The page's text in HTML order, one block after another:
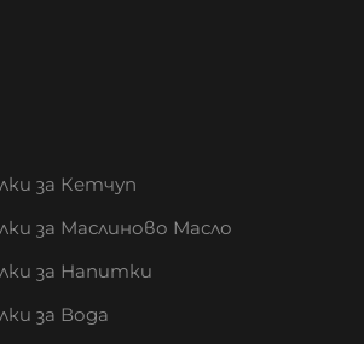
за Кетчуп
за Маслиново Масло
за Напитки
за Вода